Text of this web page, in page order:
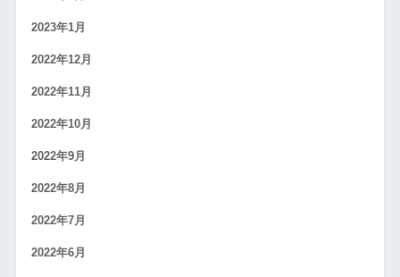
2023年1月
2022年12月
2022年11月
2022年10月
2022年9月
2022年8月
2022年7月
2022年6月